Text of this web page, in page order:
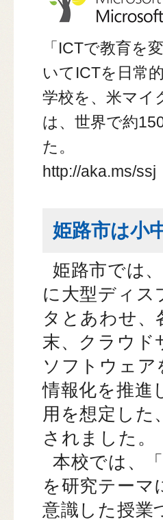
「ICTで教育を
いてICTを日常
学校を、米マイ
は、世界で約
た。
http://aka.ms/ssj
姫路市は小
姫路市では
に大型ディス
タとあわせ、
末、クラウド
ソフトウェア
情報化を推進
用を想定した
されました。
本校では、
を研究テーマ
意識した授業